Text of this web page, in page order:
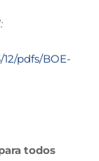
pdfs/BOE-
todos